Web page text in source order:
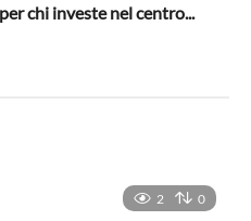
chi investe nel centro...
2 0